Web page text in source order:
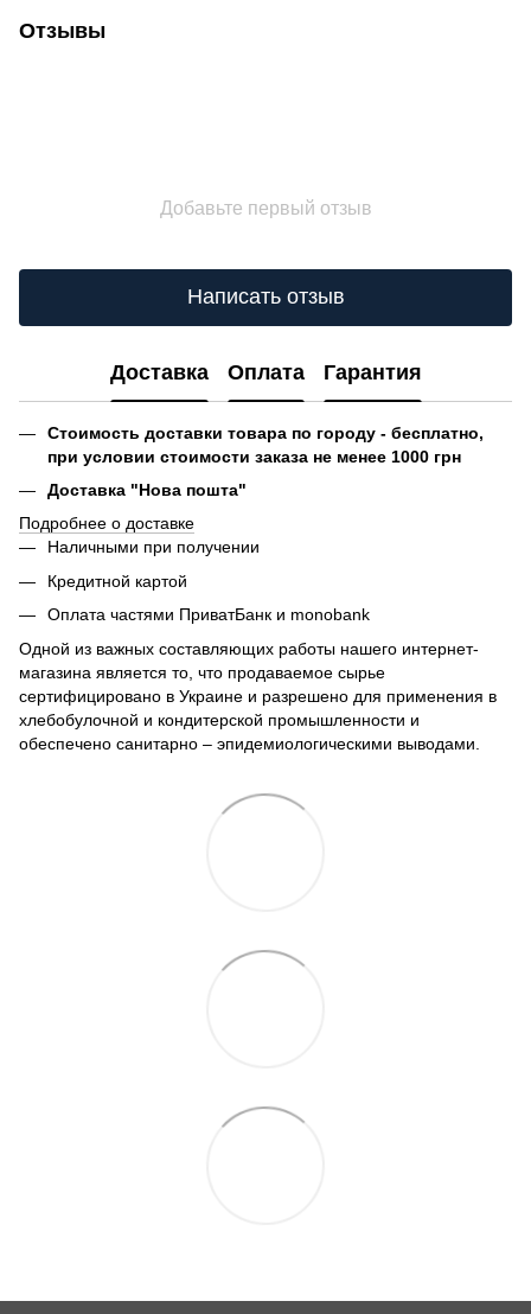
Отзывы
Добавьте первый отзыв
Написать отзыв
Доставка Оплата Гарантия
Стоимость доставки товара по городу - бесплатно,
при условии стоимости заказа не менее 1000 грн
Доставка "Нова пошта"
Подробнее о доставке
Наличными при получении
Кредитной картой
Оплата частями ПриватБанк и monobank
Одной из важных составляющих работы нашего интернет-
магазина является то, что продаваемое сырье
сертифицировано в Украине и разрешено для применения в
хлебобулочной и кондитерской промышленности и
обеспечено санитарно – эпидемиологическими выводами.